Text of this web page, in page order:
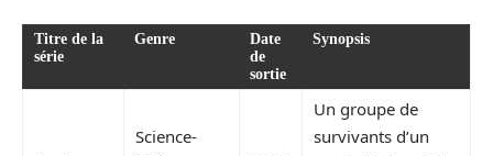
Titre de la
série
Genre
Date
de
sortie
Synopsis
Science-
Un groupe de
survivants d’un